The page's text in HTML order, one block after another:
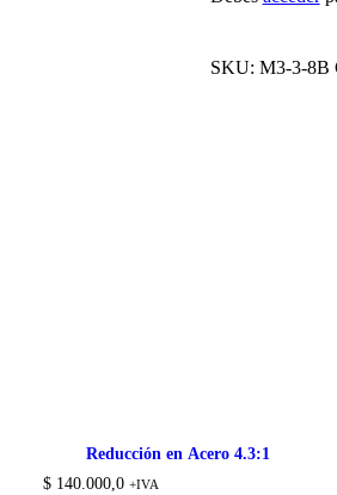
SKU: M3-3-8B
Reducción en Acero 4.3:1
$ 140.000,0 +IVA